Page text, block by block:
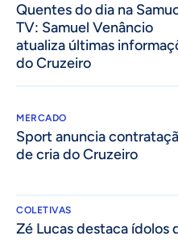
Quentes do dia na
TV: Samuel Venâncio
atualiza últimas
do Cruzeiro
MERCADO
Sport anuncia
de cria do Cruzeiro
COLETIVAS
Zé Lucas destaca ídolos